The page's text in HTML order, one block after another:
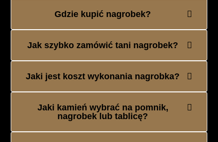
Gdzie kupić nagrobek?
Jak szybko zamówić tani nagrobek?
Jaki jest koszt wykonania nagrobka?
Jaki kamień wybrać na pomnik,
nagrobek lub tablicę?